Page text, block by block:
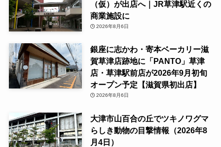
（仮）が出店へ｜JR草津駅近くの
商業施設に
2026年8月6日
銀座に志かわ・寄本ベーカリー滋
賀草津店跡地に「PANTO」草津
店・草津駅前店が2026年9月初旬
オープン予定【滋賀県初出店】
2026年8月6日
大津市山百合の丘でツキノワグマ
らしき動物の目撃情報（2026年8
月4日）